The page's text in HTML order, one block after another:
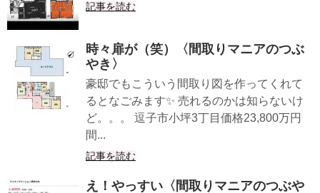
記事を読む
時々扉が（笑）〈間取りマニアのつぶ
やき〉
豪邸でもこういう間取り図を作ってくれて
るとなごみます✨ 売れるのかは知らないけ
ど。。。 逗子市小坪3丁目価格23,800万円
間...
記事を読む
え！やっすい〈間取りマニアのつぶや